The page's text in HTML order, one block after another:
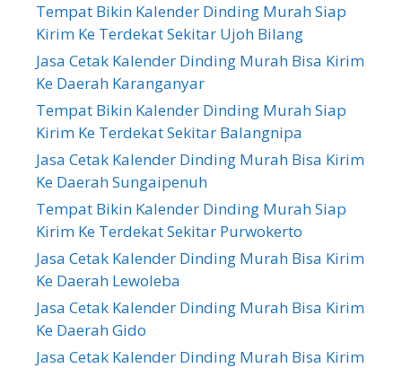
Tempat Bikin Kalender Dinding Murah Siap
Kirim Ke Terdekat Sekitar Ujoh Bilang
Jasa Cetak Kalender Dinding Murah Bisa Kirim
Ke Daerah Karanganyar
Tempat Bikin Kalender Dinding Murah Siap
Kirim Ke Terdekat Sekitar Balangnipa
Jasa Cetak Kalender Dinding Murah Bisa Kirim
Ke Daerah Sungaipenuh
Tempat Bikin Kalender Dinding Murah Siap
Kirim Ke Terdekat Sekitar Purwokerto
Jasa Cetak Kalender Dinding Murah Bisa Kirim
Ke Daerah Lewoleba
Jasa Cetak Kalender Dinding Murah Bisa Kirim
Ke Daerah Gido
Jasa Cetak Kalender Dinding Murah Bisa Kirim